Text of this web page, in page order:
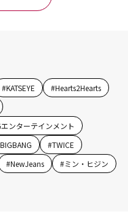
#KATSEYE #Hearts2Hearts
エンターテインメント
BIGBANG #TWICE
#NewJeans #ミン・ヒジン